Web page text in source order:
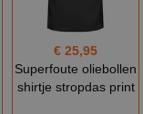
€ 25,95
Superfoute oliebollen
shirtje stropdas print